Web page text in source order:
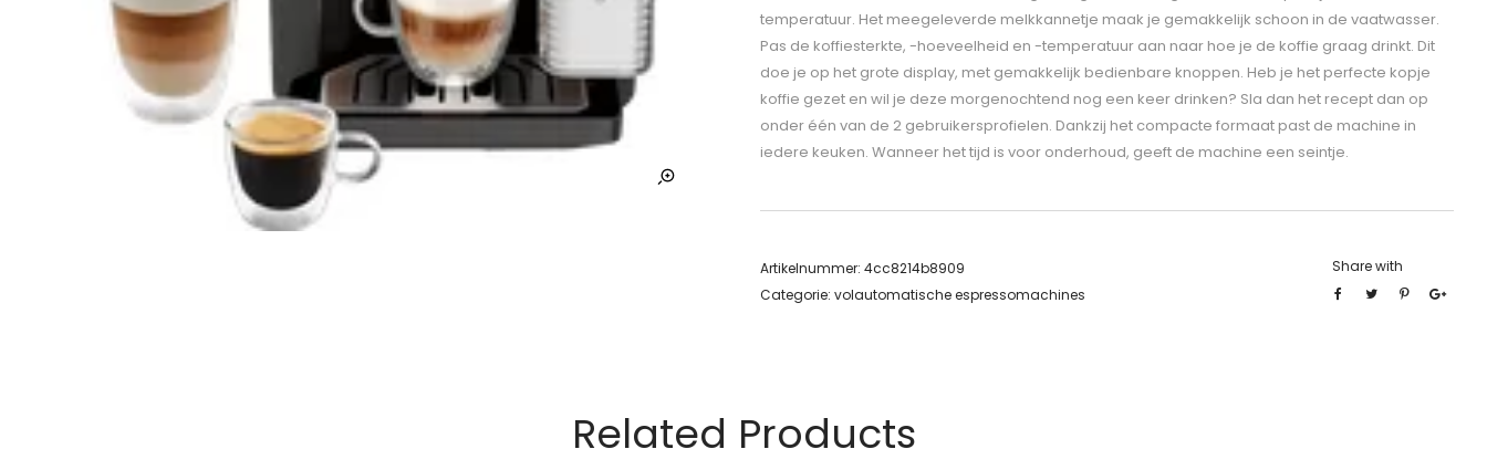
temperatuur. Het meegeleverde melkkannetje maak je gemakkelijk schoon in de vaatwasser.
Pas de koffiesterkte, -hoeveelheid en -temperatuur aan naar hoe je de koffie graag drinkt. Dit
doe je op het grote display, met gemakkelijk bedienbare knoppen. Heb je het perfecte kopje
koffie gezet en wil je deze morgenochtend nog een keer drinken? Sla dan het recept dan op
onder één van de 2 gebruikersprofielen. Dankzij het compacte formaat past de machine in
iedere keuken. Wanneer het tijd is voor onderhoud, geeft de machine een seintje.
Artikelnummer: 4cc8214b8909
Categorie: volautomatische espressomachines
Share with
Related Products